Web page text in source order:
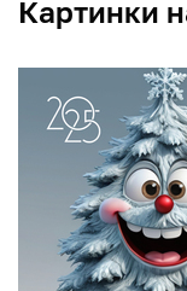
Картинки